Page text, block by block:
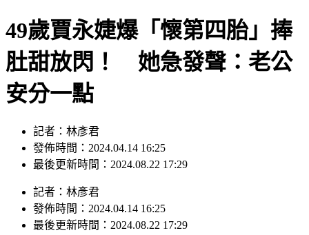
49歲賈永婕爆「懷第四胎」捧
肚甜放閃！ 她急發聲：老公
安分一點
發佈時間：2024.04.14 16:25
最後更新時間：2024.08.22 17:29
發佈時間：2024.04.14 16:25
最後更新時間：2024.08.22 17:29